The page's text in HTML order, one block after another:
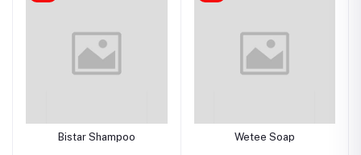
Bistar Shampoo Wetee Soap